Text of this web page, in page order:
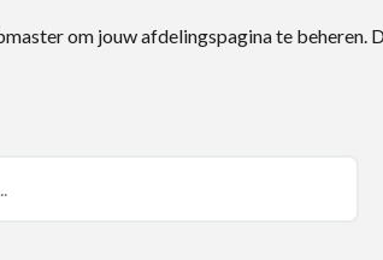
om jouw afdelingspagina te